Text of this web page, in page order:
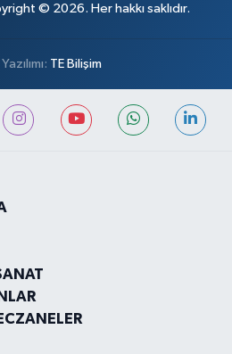
© 2026. Her hakkı saklıdır.
TE Bilişim